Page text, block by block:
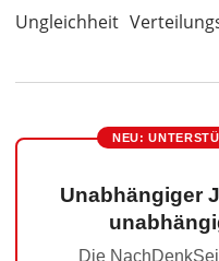
Ungleichheit
NEU:
Unabhängiger
Die